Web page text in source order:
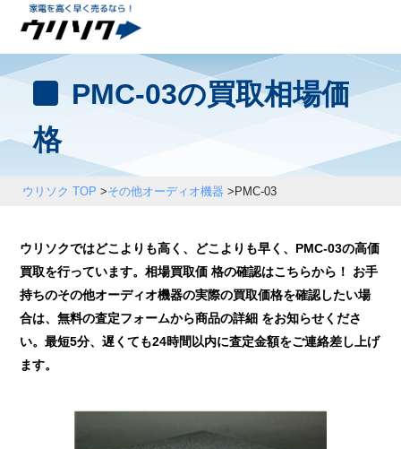
PMC-03の買取相場価
格
ウリソク TOP >その他オーディオ機器 > PMC-03
ウリソクではどこよりも高く、どこよりも早く、PMC-03の高価
買取を行っています。相場買取価 格の確認はこちらから！ お手
持ちのその他オーディオ機器の実際の買取価格を確認したい場
合は、無料の査定フォームから商品の詳細 をお知らせくださ
い。最短5分、遅くても24時間以内に査定金額をご連絡差し上げ
ます。